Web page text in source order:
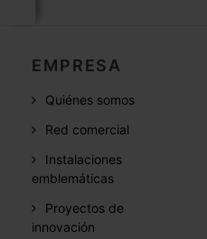
EMPRESA
Quiénes somos
Red comercial
Instalaciones
emblemáticas
Proyectos de
innovación